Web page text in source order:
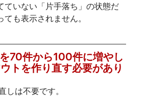
ていない「片手落ち」の状態だ
も表示されません。
70件から100件に増やし
トを作り直す必要があり
しは不要です。